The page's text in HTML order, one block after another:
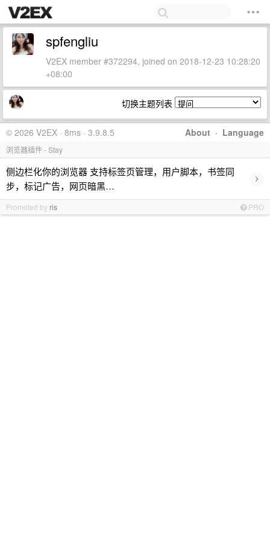
spfengliu
V2EX member #372294, joined on 2018-12-23 10:28:20
+08:00
切换主题列表
About · Language
© 2026 V2EX · 8ms · 3.9.8.5
浏览器插件 - Stay
侧边栏化你的浏览器 支持标签页管理，用户脚本，书签同
步，标记广告，网页暗黑…
›
Promoted by ris PRO